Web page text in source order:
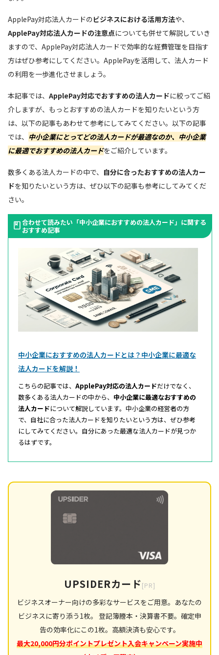
ApplePay対応法人カードのビジネスにおける活用方法や、
ApplePay対応法人カードの注意点についても併せて解説していき
ますので、ApplePay対応法人カードで効率的な経費管理を目指す
方はぜひ参考にしてください。ApplePayを活用して、法人カード
の利用を一歩進化させましょう。
本記事では、 ApplePay対応でおすすめの法人カードに絞ってご紹
介しますが、もっとおすすめの法人カードを知りたいという方
は、以下の記事もあわせて参考にしてみてください。以下の記事
では、 中小企業にとってどの法人カードが最適なのか、 中小企業
に最適でおすすめの法人カードをご紹介しています。
数多くある法人カードの中で、 自分に合ったおすすめの法人カー
ドを知りたいという方は、ぜひ以下の記事も参考にしてみてくだ
さい。
合わせて読みたい「中小企業におすすめの法人カード」に関する
おすすめ記事
中小企業におすすめの法人カードとは？中小企業に最適な
法人カードを解説！
こちらの記事では、 ApplePay対応の法人カードだけでなく、
数多くある法人カードの中から、 中小企業に最適なおすすめの
法人カードについて解説しています。中小企業の経営者の方
で、自社に合った法人カードを知りたいという方は、ぜひ参考
にしてみてください。自分にあった最適な法人カードが見つか
るはずです。
UPSIDERカード[PR]
ビジネスオーナー向けの多彩なサービスをご用意。あなたの
ビジネスに寄り添う1枚。 登記簿謄本・決算書不要。確定申
告の効率化にこの1枚。高額決済も安心です。
最大20,000円分ポイントプレゼント入会キャンペーン実施中